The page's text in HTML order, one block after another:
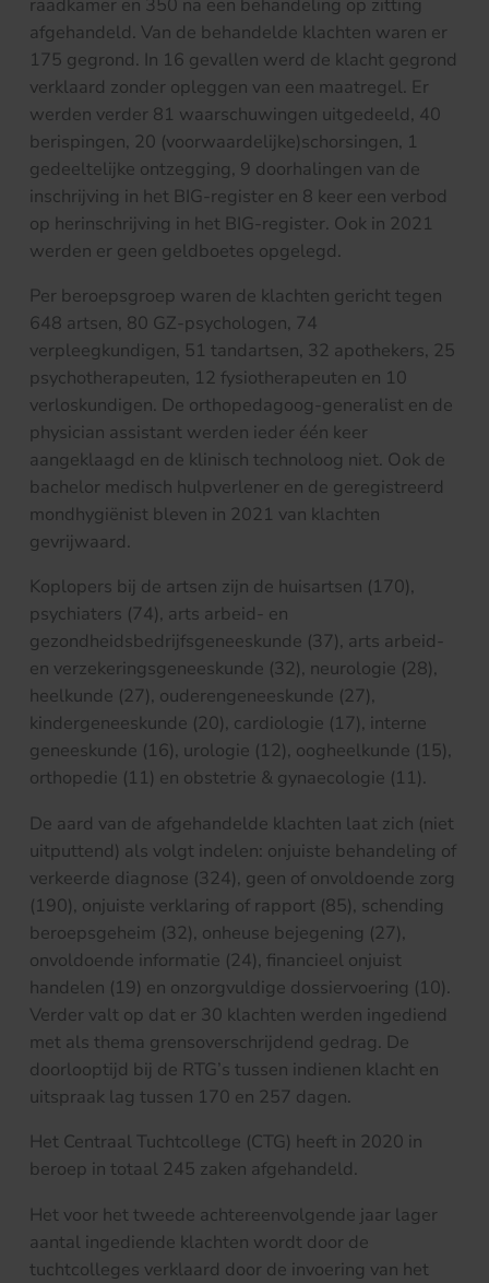
afgehandeld. Van de behandelde klachten waren er
175 gegrond. In 16 gevallen werd de klacht gegrond
verklaard zonder opleggen van een maatregel. Er
werden verder 81 waarschuwingen uitgedeeld, 40
berispingen, 20 (voorwaardelijke)schorsingen, 1
gedeeltelijke ontzegging, 9 doorhalingen van de
inschrijving in het BIG-register en 8 keer een verbod
op herinschrijving in het BIG-register. Ook in 2021
werden er geen geldboetes opgelegd.
Per beroepsgroep waren de klachten gericht tegen
648 artsen, 80 GZ-psychologen, 74
verpleegkundigen, 51 tandartsen, 32 apothekers, 25
psychotherapeuten, 12 fysiotherapeuten en 10
verloskundigen. De orthopedagoog-generalist en de
physician assistant werden ieder één keer
aangeklaagd en de klinisch technoloog niet. Ook de
bachelor medisch hulpverlener en de geregistreerd
mondhygiënist bleven in 2021 van klachten
gevrijwaard.
Koplopers bij de artsen zijn de huisartsen (170),
psychiaters (74), arts arbeid- en
gezondheidsbedrijfsgeneeskunde (37), arts arbeid-
en verzekeringsgeneeskunde (32), neurologie (28),
heelkunde (27), ouderengeneeskunde (27),
kindergeneeskunde (20), cardiologie (17), interne
geneeskunde (16), urologie (12), oogheelkunde (15),
orthopedie (11) en obstetrie & gynaecologie (11).
De aard van de afgehandelde klachten laat zich (niet
uitputtend) als volgt indelen: onjuiste behandeling of
verkeerde diagnose (324), geen of onvoldoende zorg
(190), onjuiste verklaring of rapport (85), schending
beroepsgeheim (32), onheuse bejegening (27),
onvoldoende informatie (24), financieel onjuist
handelen (19) en onzorgvuldige dossiervoering (10).
Verder valt op dat er 30 klachten werden ingediend
met als thema grensoverschrijdend gedrag. De
doorlooptijd bij de RTG’s tussen indienen klacht en
uitspraak lag tussen 170 en 257 dagen.
Het Centraal Tuchtcollege (CTG) heeft in 2020 in
beroep in totaal 245 zaken afgehandeld.
Het voor het tweede achtereenvolgende jaar lager
aantal ingediende klachten wordt door de
tuchtcolleges verklaard door de invoering van het